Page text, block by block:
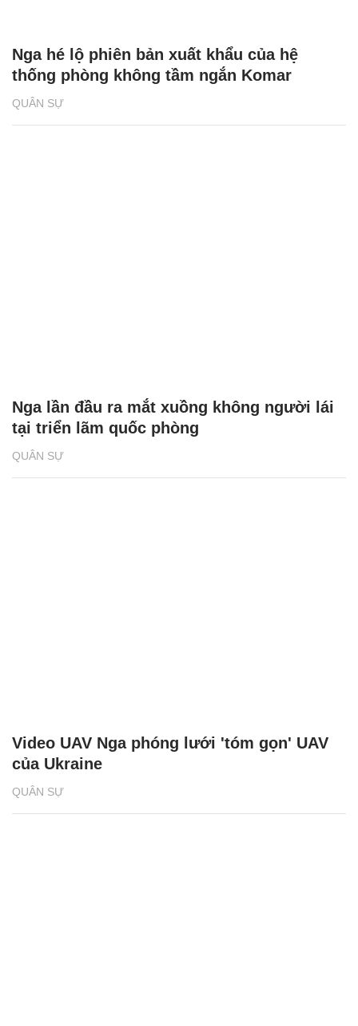
QUÂN SỰ
Nga hé lộ phiên bản xuất khẩu của hệ
thống phòng không tầm ngắn Komar
QUÂN SỰ
Nga lần đầu ra mắt xuồng không người lái
tại triển lãm quốc phòng
QUÂN SỰ
Video UAV Nga phóng lưới 'tóm gọn' UAV
của Ukraine